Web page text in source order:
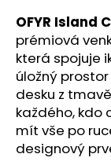
hvězdiček.
OFYR Island
prémiová
která spojuje
úložný
desku z
každého, kdo
mít vše po
designový
D
o
p